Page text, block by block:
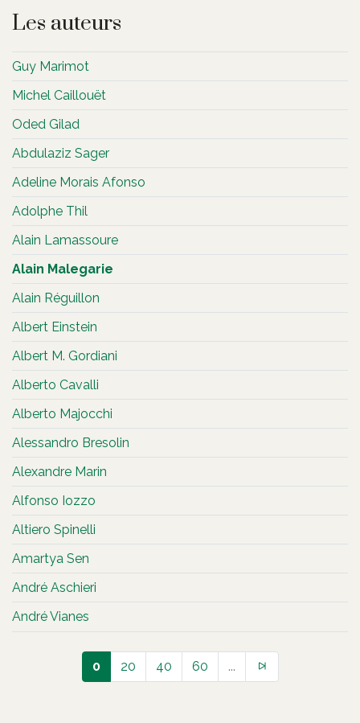
Les auteurs
Guy Marimot
Michel Caillouët
Oded Gilad
Abdulaziz Sager
Adeline Morais Afonso
Adolphe Thil
Alain Lamassoure
Alain Malegarie
Alain Réguillon
Albert Einstein
Albert M. Gordiani
Alberto Cavalli
Alberto Majocchi
Alessandro Bresolin
Alexandre Marin
Alfonso Iozzo
Altiero Spinelli
Amartya Sen
André Aschieri
André Vianes
0 20 40 60 ...